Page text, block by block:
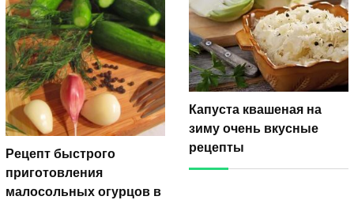
Рецепт быстрого
приготовления
малосольных огурцов в
Капуста квашеная на
зиму очень вкусные
рецепты